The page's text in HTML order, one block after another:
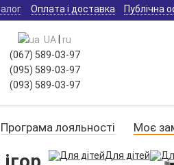
Оплата і доставка Публічна
UA
ru
(067) 589-03-97
(095) 589-03-97
(093) 589-03-97
Програма лояльності Моє
Для дітей